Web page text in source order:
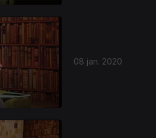
08 jan. 2020